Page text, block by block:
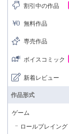
割引中の作品
無料作品
専売作品
ボイスコミック
新着レビュー
作品形式
ゲーム
ロールプレイング